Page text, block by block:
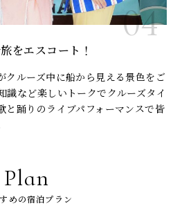
をエスコート！
クルーズ中に船から見える景色をご
識など楽しいトークでクルーズタイ
と踊りのライブパフォーマンスで皆
Plan
めの宿泊プラン